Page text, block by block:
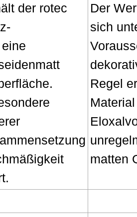
der rotec
Der
sich
Regel
matten